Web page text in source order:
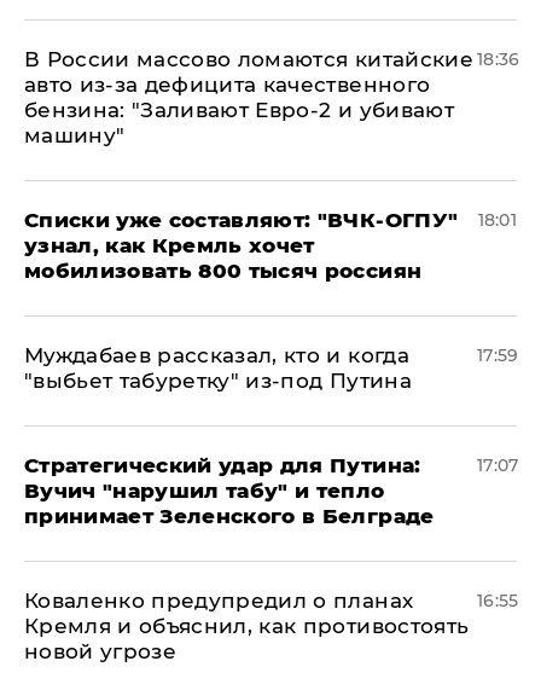
В России массово ломаются китайские
авто из-за дефицита качественного
бензина: "Заливают Евро-2 и убивают
машину"
18:36
Списки уже составляют: "ВЧК-ОГПУ"
узнал, как Кремль хочет
мобилизовать 800 тысяч россиян
18:01
Муждабаев рассказал, кто и когда
"выбьет табуретку" из-под Путина
17:59
Стратегический удар для Путина:
Вучич "нарушил табу" и тепло
принимает Зеленского в Белграде
17:07
Коваленко предупредил о планах
Кремля и объяснил, как противостоять
новой угрозе
16:55